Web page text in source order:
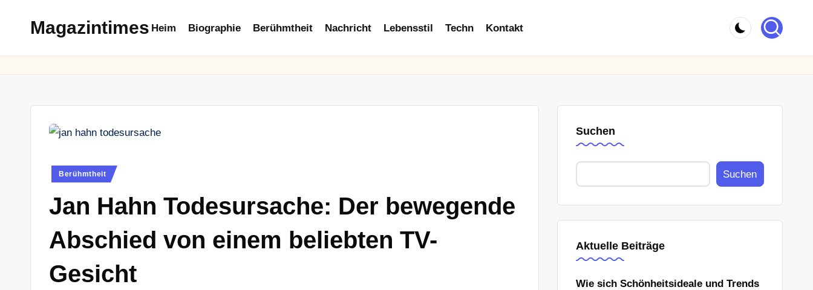
Magazintimes Heim Biographie Berühmtheit Nachricht Lebensstil Techn Kontakt
Posted
Berühmtheit
Jan Hahn Todesursache: Der bewegende
Abschied von einem beliebten TV-
Gesicht
Suchen
Suchen
Aktuelle Beiträge
Wie sich Schönheitsideale und Trends